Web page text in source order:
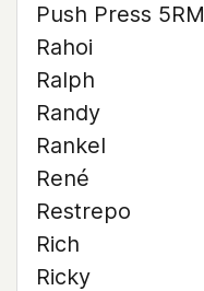
Push Press 5RM
Rahoi
Ralph
Randy
Rankel
René
Restrepo
Rich
Ricky